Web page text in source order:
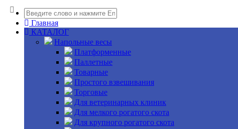
Главная
КАТАЛОГ
Напольные весы
Платформенные
Паллетные
Товарные
Простого взвешивания
Торговые
Для ветеринарных клиник
Для мелкого рогатого скота
Для крупного рогатого скота